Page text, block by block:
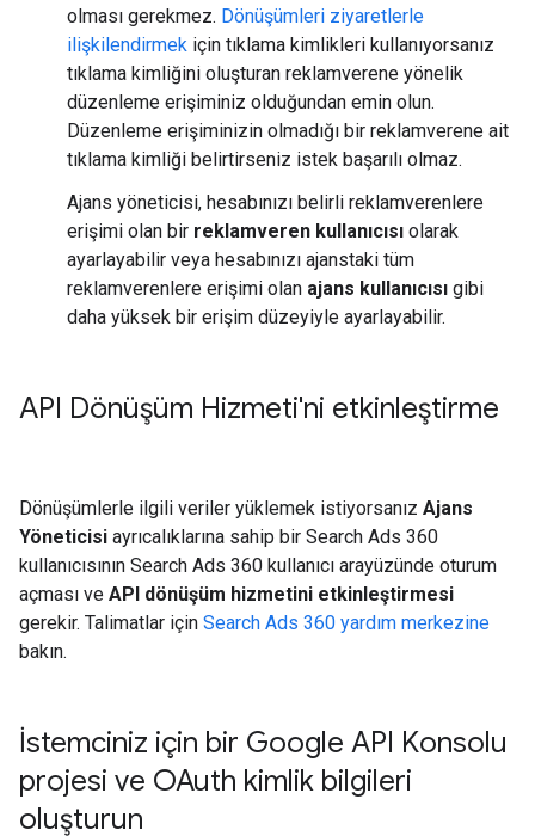
olması gerekmez. Dönüşümleri ziyaretlerle
ilişkilendirmek için tıklama kimlikleri kullanıyorsanız
tıklama kimliğini oluşturan reklamverene yönelik
düzenleme erişiminiz olduğundan emin olun.
Düzenleme erişiminizin olmadığı bir reklamverene ait
tıklama kimliği belirtirseniz istek başarılı olmaz.
Ajans yöneticisi, hesabınızı belirli reklamverenlere
erişimi olan bir reklamveren kullanıcısı olarak
ayarlayabilir veya hesabınızı ajanstaki tüm
reklamverenlere erişimi olan ajans kullanıcısı gibi
daha yüksek bir erişim düzeyiyle ayarlayabilir.
API Dönüşüm Hizmeti'ni etkinleştirme
Dönüşümlerle ilgili veriler yüklemek istiyorsanız Ajans
Yöneticisi ayrıcalıklarına sahip bir Search Ads 360
kullanıcısının Search Ads 360 kullanıcı arayüzünde oturum
açması ve API dönüşüm hizmetini etkinleştirmesi
gerekir. Talimatlar için Search Ads 360 yardım merkezine
bakın.
İstemciniz için bir Google API Konsolu
projesi ve OAuth kimlik bilgileri
oluşturun